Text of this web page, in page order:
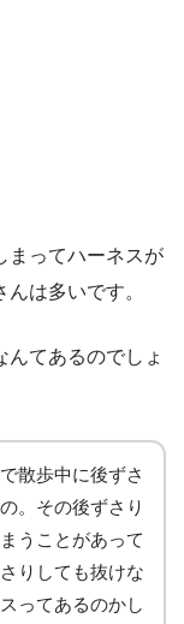
まってハーネスが
は多いです。
てあるのでしょ
散歩中に後ずさ
。その後ずさり
うことがあって
りしても抜けな
ってあるのかし